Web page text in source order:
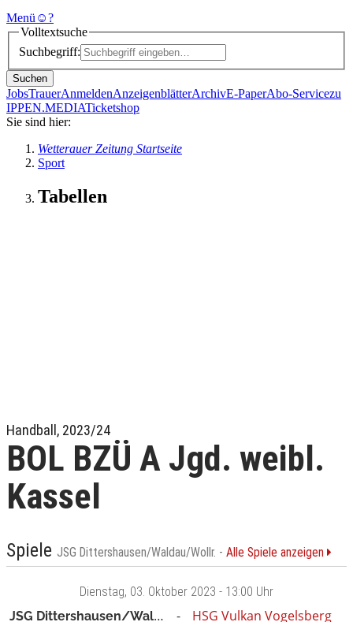
Menü ☺?
Volltextsuche
Suchbegriff:
Suchen
JobsTrauerAnmeldenAnzeigenblätterArchivE-PaperAbo-Servicezu
IPPEN.MEDIATicketshop
Sie sind hier:
Wetterauer Zeitung Startseite
Sport
Tabellen
Handball, 2023/24
BOL BZÜ A Jgd. weibl.
Kassel
Spiele JSG Dittershausen/Waldau/Wollr. - Alle Spiele anzeigen
Dienstag, 03. Oktober 2023 - 13:00 Uhr
JSG Dittershausen/Waldau/Wollr.
HSG Vulkan Vogelsberg